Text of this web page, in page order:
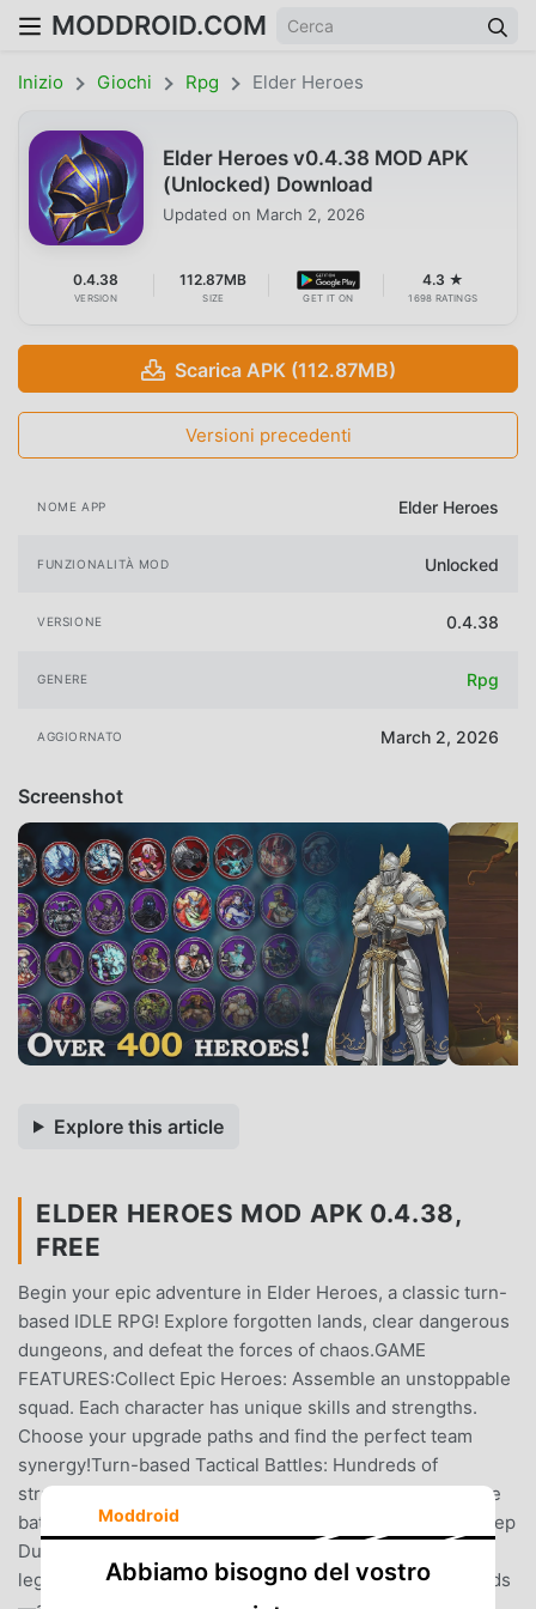
MODDROID.COM
Inizio Giochi Rpg Elder Heroes
Elder Heroes v0.4.38 MOD APK
(Unlocked) Download
Updated on March 2, 2026
0.4.38
VERSION
112.87MB
SIZE GET IT ON
4.3 ★
1698 RATINGS
Scarica APK (112.87MB)
Versioni precedenti
NOME APP Elder Heroes
FUNZIONALITÀ MOD Unlocked
VERSIONE 0.4.38
GENERE Rpg
AGGIORNATO March 2, 2026
Screenshot
Explore this article
ELDER HEROES MOD APK 0.4.38,
FREE
Begin your epic adventure in Elder Heroes, a classic turn-
based IDLE RPG! Explore forgotten lands, clear dangerous
dungeons, and defeat the forces of chaos.GAME
FEATURES:Collect Epic Heroes: Assemble an unstoppable
squad. Each character has unique skills and strengths.
Choose your upgrade paths and find the perfect team
synergy!Turn-based Tactical Battles: Hundreds of
strategies and combinations. Outwit your enemies on the
battlefield by using the right abilities at the right time.Deep
Dungeon Crawling: Descend into the darkest depths for
legendary loot. The deeper you go, the better the rewards
Moddroid
Abbiamo bisogno del vostro